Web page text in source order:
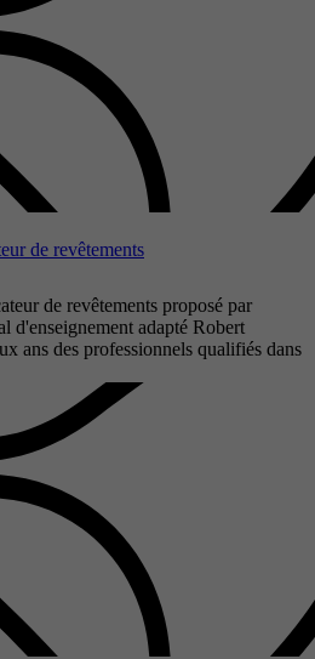
de revêtements
de revêtements proposé par
d'enseignement adapté Robert
ans des professionnels qualifiés dans